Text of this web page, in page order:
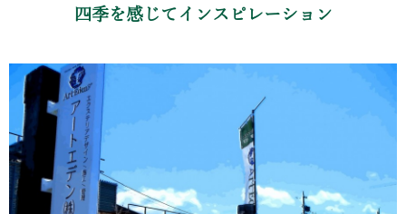
四季を感じてインスピレーション